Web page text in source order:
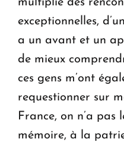
exceptionnelles,
a un avant et un
de mieux
ces gens m’ont
requestionner sur
France, on n’a
mémoire, à la